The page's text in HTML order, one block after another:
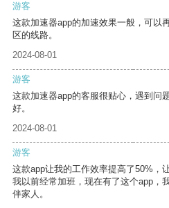
游客
这款加速器app的加速效果一般，可以
区的线路。
2024-08-01
游客
这款加速器app的客服很贴心，遇到问
好。
2024-08-01
游客
这款app让我的工作效率提高了50%，
我以前经常加班，现在有了这个app，
伴家人。